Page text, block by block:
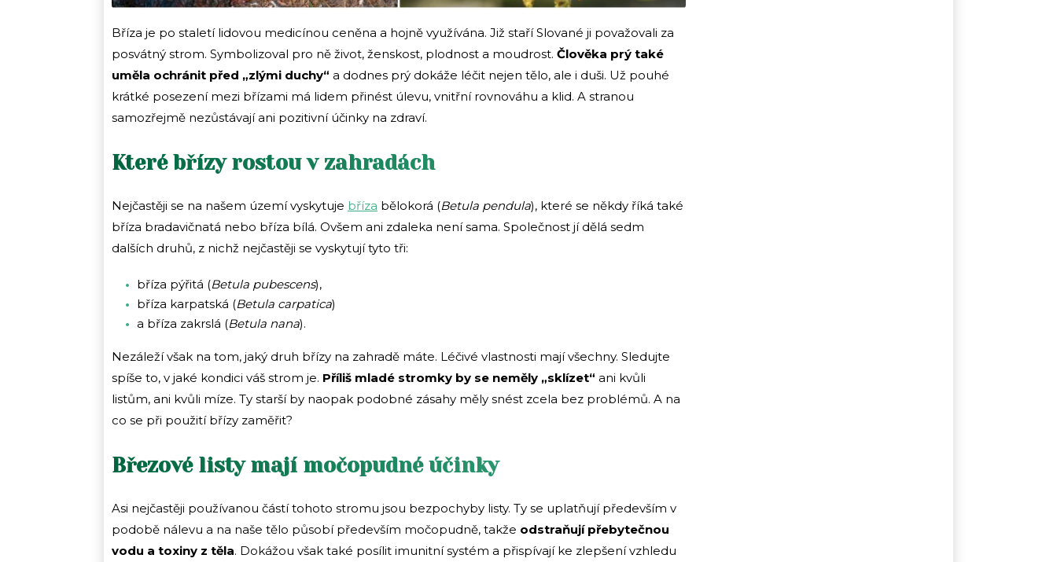
Bříza je po staletí lidovou medicínou ceněna a hojně využívána. Již staří Slované ji považovali za
posvátný strom. Symbolizoval pro ně život, ženskost, plodnost a moudrost. Člověka prý také
uměla ochránit před „zlými duchy“ a dodnes prý dokáže léčit nejen tělo, ale i duši. Už pouhé
krátké posezení mezi břízami má lidem přinést úlevu, vnitřní rovnováhu a klid. A stranou
samozřejmě nezůstávají ani pozitivní účinky na zdraví.
Které břízy rostou v zahradách
Nejčastěji se na našem území vyskytuje bříza bělokorá (Betula pendula), které se někdy říká také
bříza bradavičnatá nebo bříza bílá. Ovšem ani zdaleka není sama. Společnost jí dělá sedm
dalších druhů, z nichž nejčastěji se vyskytují tyto tři:
bříza pýřitá (Betula pubescens),
bříza karpatská (Betula carpatica)
a bříza zakrslá (Betula nana).
Nezáleží však na tom, jaký druh břízy na zahradě máte. Léčivé vlastnosti mají všechny. Sledujte
spíše to, v jaké kondici váš strom je. Příliš mladé stromky by se neměly „sklízet“ ani kvůli
listům, ani kvůli míze. Ty starší by naopak podobné zásahy měly snést zcela bez problémů. A na
co se při použití břízy zaměřit?
Březové listy mají močopudné účinky
Asi nejčastěji používanou částí tohoto stromu jsou bezpochyby listy. Ty se uplatňují především v
podobě nálevu a na naše tělo působí především močopudně, takže odstraňují přebytečnou
vodu a toxiny z těla. Dokážou však také posílit imunitní systém a přispívají ke zlepšení vzhledu